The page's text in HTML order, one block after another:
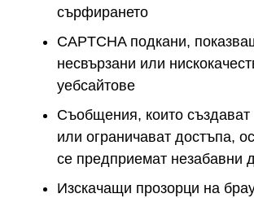
сърфирането
CAPTCHA подкани,
несвързани или
уебсайтове
Съобщения, които създават
или ограничават достъпа,
се предприемат незабавни
Изскачащи прозорци на